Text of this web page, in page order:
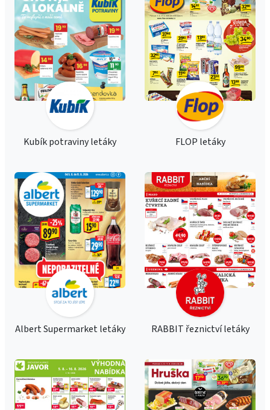
Kubík potraviny letáky FLOP letáky
Albert Supermarket letáky RABBIT řeznictví letáky